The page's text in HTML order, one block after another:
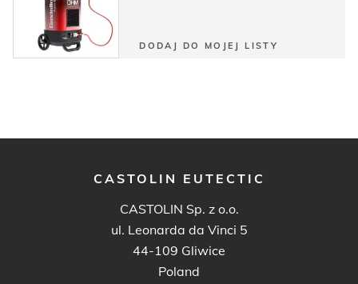
DODAJ DO MOJEJ LISTY
CASTOLIN EUTECTIC
CASTOLIN Sp. z o.o.
ul. Leonarda da Vinci 5
44-109 Gliwice
Poland